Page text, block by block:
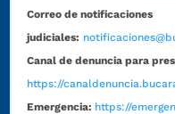
Correo de notificaciones
judiciales:
Canal de denuncia para
https://
Emergencia: https://